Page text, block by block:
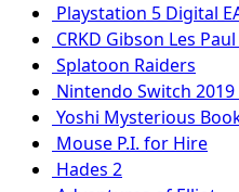
Playstation 5 Digital
CRKD Gibson Les
Splatoon Raiders
Nintendo Switch
Yoshi Mysterious
Mouse P.I. for Hire
Hades 2